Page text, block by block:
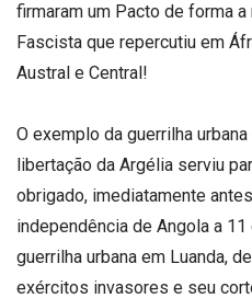
firmaram um Pacto de forma a
Fascista que repercutiu em
Austral e Central!
O exemplo da guerrilha
libertação da Argélia serviu
obrigado, imediatamente
independência de Angola a
guerrilha urbana em Luanda,
exércitos invasores e seu